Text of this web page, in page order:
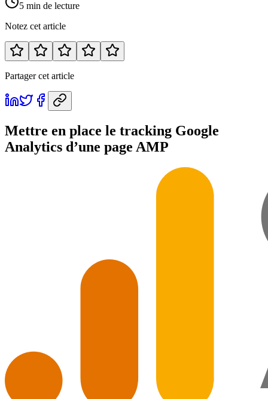
5 min de lecture
Notez cet article
Partager cet article
Mettre en place le tracking Google
Analytics d’une page AMP